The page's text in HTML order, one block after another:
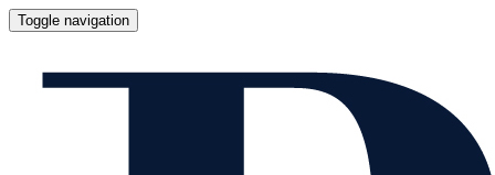
Toggle navigation